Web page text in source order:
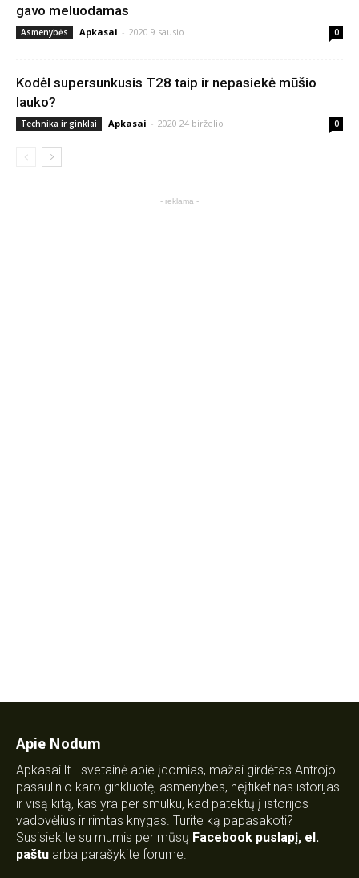
gavo meluodamas
Asmenybės Apkasai - 2020 9 sausio 0
Kodėl supersunkusis T28 taip ir nepasiekė mūšio
lauko?
Technika ir ginklai Apkasai - 2020 24 birželio 0
- reklama -
Apie Nodum
Apkasai.lt - svetainė apie įdomias, mažai girdėtas Antrojo
pasaulinio karo ginkluotę, asmenybes, neįtikėtinas istorijas
ir visą kitą, kas yra per smulku, kad patektų į istorijos
vadovėlius ir rimtas knygas. Turite ką papasakoti?
Susisiekite su mumis per mūsų Facebook puslapį, el.
paštu arba parašykite forume.